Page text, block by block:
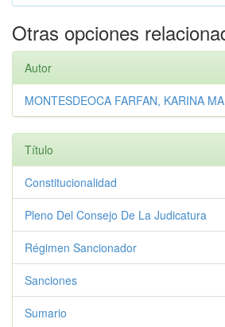
Otras opciones
Autor
MONTESDEOCA FARFAN, KARINA
Título
Constitucionalidad
Pleno Del Consejo De La Judicatura
Régimen Sancionador
Sanciones
Sumario